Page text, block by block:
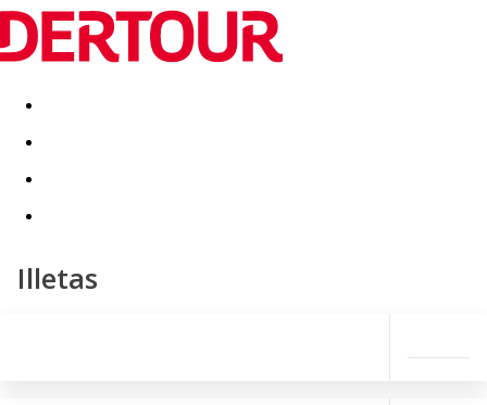
Destinatii Vacanta perfecta OFERTE DE NERATAT
Illetas